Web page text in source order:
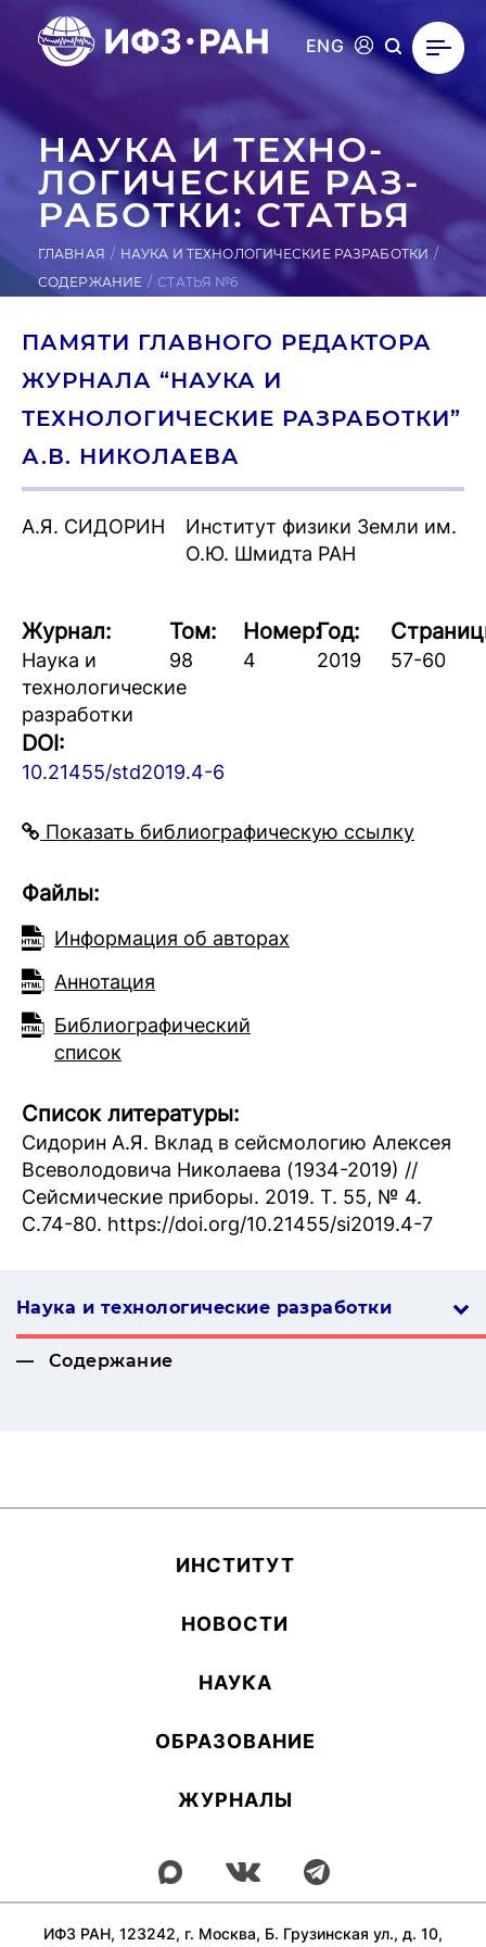
ENG
НАУКА И ТЕХ­НО­
ЛОГИ­ЧЕС­КИЕ РАЗ­
РА­БОТ­КИ: СТАТЬЯ
ГЛАВНАЯ
НАУКА И ТЕХНОЛОГИЧЕСКИЕ РАЗРАБОТКИ
СОДЕРЖАНИЕ
СТАТЬЯ №6
ПАМЯТИ ГЛАВНОГО РЕДАКТОРА
ЖУРНАЛА “НАУКА И
ТЕХНОЛОГИЧЕСКИЕ РАЗРАБОТКИ”
А.В. НИКОЛАЕВА
А.Я. СИДОРИН
Институт физики Земли им.
О.Ю. Шмидта РАН
Журнал:
Наука и
технологические
разработки
Том:
98
Номер:
4
Год:
2019 57-60
DOI:
10.21455/std2019.4-6
Показать библиографическую ссылку
Файлы:
Информация об авторах
Аннотация
Библиографический
список
Список литературы:
Сидорин А.Я. Вклад в сейсмологию Алексея
Всеволодовича Николаева (1934-2019) //
Сейсмические приборы. 2019. Т. 55, № 4.
C.74-80. https://doi.org/10.21455/si2019.4-7
Наука и технологические разработки
Содержание
ИН­СТИ­ТУТ
НОВОСТИ
НАУКА
ОБ­РА­ЗОВА­НИЕ
ЖУРНАЛЫ
ИФЗ РАН, 123242, г. Москва, Б. Грузинская ул., д. 10,